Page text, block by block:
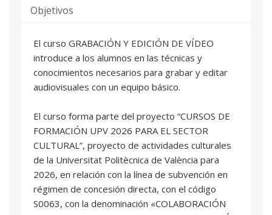
Objetivos
El curso GRABACIÓN Y EDICIÓN DE VÍDEO
introduce a los alumnos en las técnicas y
conocimientos necesarios para grabar y editar
audiovisuales con un equipo básico.
El curso forma parte del proyecto “CURSOS DE
FORMACIÓN UPV 2026 PARA EL SECTOR
CULTURAL”, proyecto de actividades culturales
de la Universitat Politècnica de València para
2026, en relación con la línea de subvención en
régimen de concesión directa, con el código
S0063, con la denominación «COLABORACIÓN